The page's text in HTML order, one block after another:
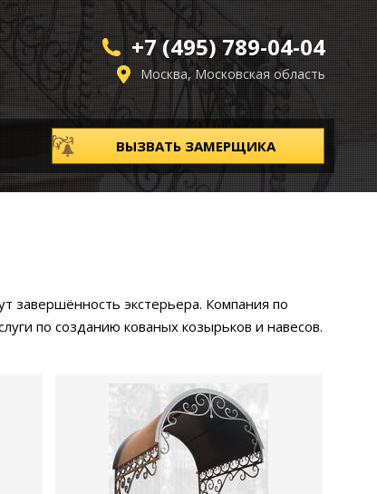
+7 (495) 789-04-04
Москва, Московская область
ВЫЗВАТЬ ЗАМЕРЩИКА
завершённость экстерьера. Компания по
по созданию кованых козырьков и навесов.